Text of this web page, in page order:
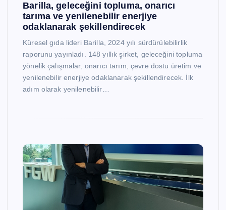
Barilla, geleceğini topluma, onarıcı
tarıma ve yenilenebilir enerjiye
odaklanarak şekillendirecek
Küresel gıda lideri Barilla, 2024 yılı sürdürülebilirlik
raporunu yayınladı. 148 yıllık şirket, geleceğini topluma
yönelik çalışmalar, onarıcı tarım, çevre dostu üretim ve
yenilenebilir enerjiye odaklanarak şekillendirecek. İlk
adım olarak yenilenebilir…